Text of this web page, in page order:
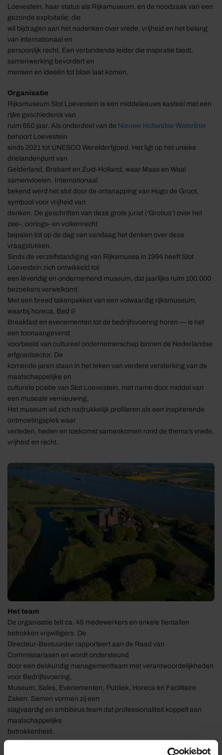
Loevestein, haar status als Rijksmuseum, en de noodzaak van een
gezonde exploitatie; die
wil bijdragen aan het nadenken over vrede, vrijheid en het belang
van internationaal en
persoonlijk recht. Een verbindende leider die inspiratie biedt,
samenwerking bevordert en
mensen en ideeën tot bloei laat komen.
Organisatie
Rijksmuseum Slot Loevestein is een middeleeuws kasteel met een
rijke geschiedenis van
ruim 650 jaar. Als onderdeel van de Nieuwe Hollandse Waterlinie
behoort Loevestein
sinds 2021 tot UNESCO Werelderfgoed. Het ligt op het unieke
drielandenpunt van
Gelderland, Brabant en Zuid-Holland, waar Maas en Waal
samenvloeien. Internationaal
bekend werd het slot door de ontsnapping van Hugo de Groot,
symbool voor vrijheid van
denken. De geschriften van deze grote jurist (‘Grotius’) over het
zee-, oorlogs- en volkenrecht
bepalen tot op de dag van vandaag het denken over deze
vraagstukken.
Sinds de verzelfstandiging van Rijksmusea in 1994 heeft Slot
Loevestein zich ontwikkeld tot
een levendig en ondernemend museum, dat jaarlijks ruim 100.000
bezoekers verwelkomt.
Met een breed takenpakket van een volwaardig rijksmuseum,
waarbij horeca, Bed &
Breakfast en evenementen tot de bedrijfsvoering horen — is het
een toonaangevend
voorbeeld van cultureel ondernemerschap binnen de Nederlandse
erfgoedsector. De
komende jaren staan in het teken van verdere versterking van de
maatschappelijke en
culturele positie van Slot Loevestein, met name door middel van
een museale vernieuwing.
Het museum wil zich nadrukkelijk profileren als een inspirerende
ontmoetingsplek waar
verleden, heden en toekomst samenkomen rond de thema’s vrede,
vrijheid en recht.
Het team
De organisatie telt ca. 45 medewerkers en enkele tientallen
betrokken vrijwilligers. De
Directeur-Bestuurder rapporteert aan de Raad van
Commissarissen en wordt ondersteund
door een deskundig managementteam met verantwoordelijkheden
voor Bedrijfsvoering,
Museum, Sales, Evenementen, Publiek, Horeca en Facilitaire
Zaken. Samen vormen zij een
slagvaardig en ambitieus team dat professionaliteit koppelt aan
maatschappelijke
betrokkenheid.